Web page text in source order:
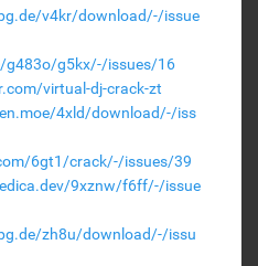
v4kr/download/-/issue
g483o/g5kx/-/issues/16
virtual-dj-crack-zt
4xld/download/-/iss
6gt1/crack/-/issues/39
9xznw/f6ff/-/issue
zh8u/download/-/issu